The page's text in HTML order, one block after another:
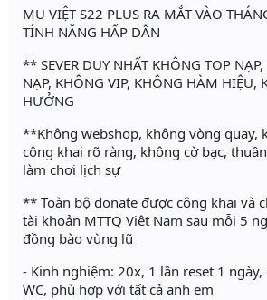
MU VIỆT S22 PLUS RA MẮT VÀO
TÍNH NĂNG HẤP DẪN
** SEVER DUY NHẤT KHÔNG TOP
NẠP, KHÔNG VIP, KHÔNG HÀM HIỆU,
HƯỞNG
**Không webshop, không vòng quay,
công khai rõ ràng, không cờ bạc,
làm chơi lịch sự
** Toàn bộ donate được công khai và
tài khoản MTTQ Việt Nam sau mỗi 5
đồng bào vùng lũ
- Kinh nghiệm: 20x, 1 lần reset 1 ngày,
WC, phù hợp với tất cả anh em